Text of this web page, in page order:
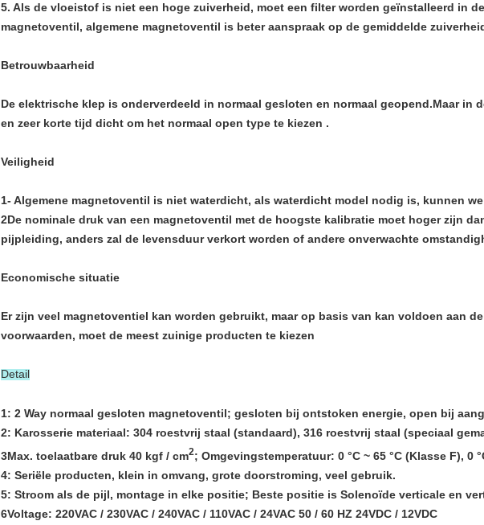
5. Als de vloeistof is niet een hoge zuiverheid, moet een filter worden geïnstalleerd in
magnetoventil, algemene magnetoventil is beter aanspraak op de gemiddelde
Betrouwbaarheid
De elektrische klep is onderverdeeld in normaal gesloten en normaal geopend.Maar in
en zeer korte tijd dicht om het normaal open type te kiezen .
Veiligheid
1- Algemene magnetoventil is niet waterdicht, als waterdicht model nodig is, kunnen
2De nominale druk van een magnetoventil met de hoogste kalibratie moet hoger zijn
pijpleiding, anders zal de levensduur verkort worden of andere onverwachte
Economische situatie
Er zijn veel magnetoventiel kan worden gebruikt, maar op basis van kan voldoen aan
voorwaarden, moet de meest zuinige producten te kiezen
Detail
1: 2 Way normaal gesloten magnetoventil; gesloten bij ontstoken energie, open bij
2: Karosserie materiaal: 304 roestvrij staal (standaard), 316 roestvrij staal (speciaal
3Max. toelaatbare druk 40 kgf / cm2; Omgevingstemperatuur: 0 °C ~ 65 °C (Klasse F), 0
4: Seriële producten, klein in omvang, grote doorstroming, veel gebruik.
5: Stroom als de pijl, montage in elke positie; Beste positie is Solenoïde verticale en
6Voltage: 220VAC / 230VAC / 240VAC / 110VAC / 24VAC 50 / 60 HZ 24VDC / 12VDC